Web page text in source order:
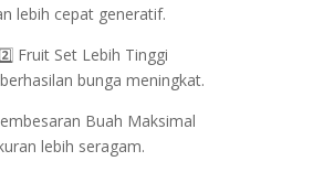
lebih cepat generatif.
Fruit Set Lebih Tinggi
bunga meningkat.
Buah Maksimal
lebih seragam.